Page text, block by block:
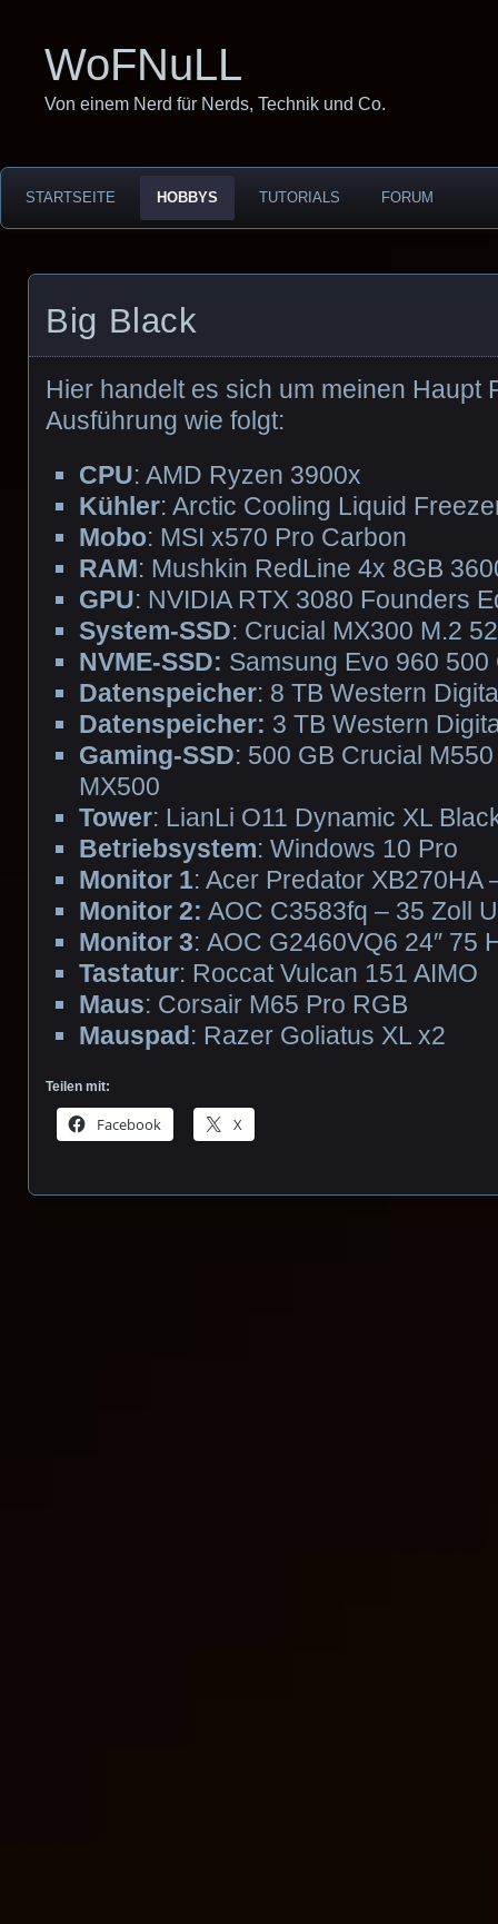
WoFNuLL
Von einem Nerd für Nerds, Technik und Co.
STARTSEITE HOBBYS TUTORIALS FORUM
Big Black
Hier handelt es sich um meinen Haupt
Ausführung wie folgt:
CPU: AMD Ryzen 3900x
Kühler: Arctic Cooling Liquid
Mobo: MSI x570 Pro Carbon
RAM: Mushkin RedLine 4x 8GB
GPU: NVIDIA RTX 3080 Founders
System-SSD: Crucial MX300 M.2
NVME-SSD: Samsung Evo 960 500
Datenspeicher: 8 TB Western
Datenspeicher: 3 TB Western
Gaming-SSD: 500 GB Crucial
MX500
Tower: LianLi O11 Dynamic XL
Betriebsystem: Windows 10 Pro
Monitor 1: Acer Predator XB270HA
Monitor 2: AOC C3583fq – 35 Zoll
Monitor 3: AOC G2460VQ6 24″ 75
Tastatur: Roccat Vulcan 151 AIMO
Maus: Corsair M65 Pro RGB
Mauspad: Razer Goliatus XL x2
Teilen mit:
Facebook X